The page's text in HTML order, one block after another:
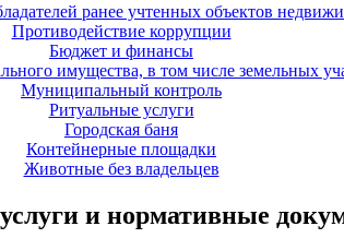
ранее учтенных объектов
Противодействие коррупции
Бюджет и финансы
имущества, в том числе земельных
Муниципальный контроль
Ритуальные услуги
Городская баня
Контейнерные площадки
Животные без владельцев
и нормативные